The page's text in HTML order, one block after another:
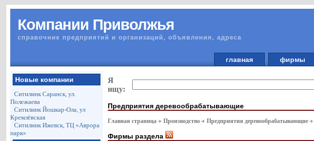
Компании Приволжья
справочник предприятий и организаций, объявления, адреса
главная фирмы
Новые компании
Ситилинк Саранск, ул.
Полежаева
Ситилинк Йошкар-Ола, ул
Кремлёвская
Ситилинк Ижевск, ТЦ «Аврора
парк»
Я
ищу:
Предприятия деревообрабатывающие
Главная страница Производство Предприятия деревообрабатывающие
Фирмы раздела